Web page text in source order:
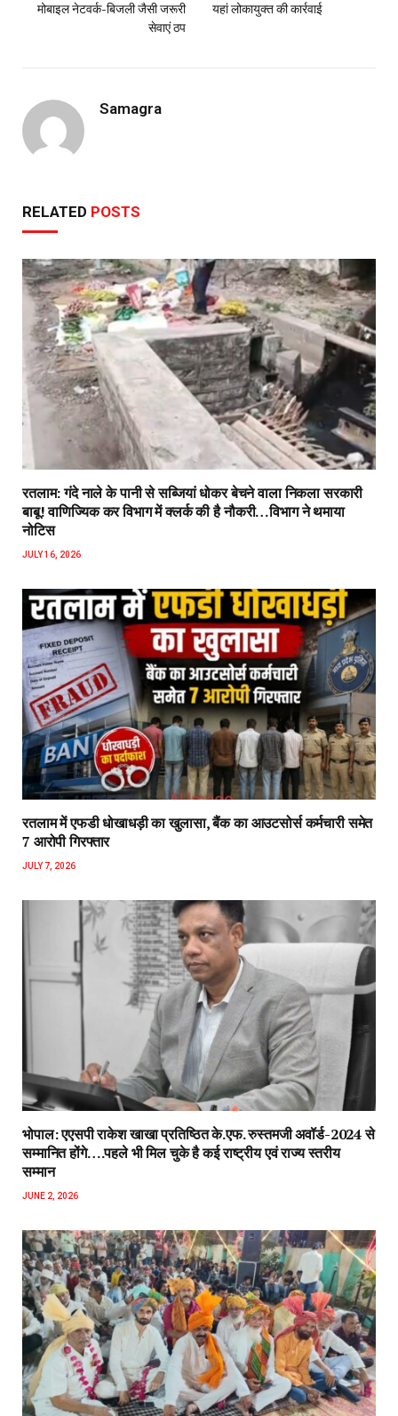
मोबाइल नेटवर्क-बिजली जैसी जरूरी
सेवाएं ठप
यहां लोकायुक्त की कार्रवाई
Samagra
RELATED POSTS
रतलाम: गंदे नाले के पानी से सब्जियां धोकर बेचने वाला निकला सरकारी
बाबू! वाणिज्यिक कर विभाग में क्लर्क की है नौकरी…विभाग ने थमाया
नोटिस
JULY 16, 2026
रतलाम में एफडी धोखाधड़ी का खुलासा, बैंक का आउटसोर्स कर्मचारी समेत
7 आरोपी गिरफ्तार
JULY 7, 2026
भोपाल: एएसपी राकेश‌ खाखा प्रतिष्ठित के.एफ. रुस्तमजी अवॉर्ड-2024 से
सम्मानित होंगे….पहले भी मिल चुके है कई राष्ट्रीय एवं राज्य स्तरीय
सम्मान
JUNE 2, 2026